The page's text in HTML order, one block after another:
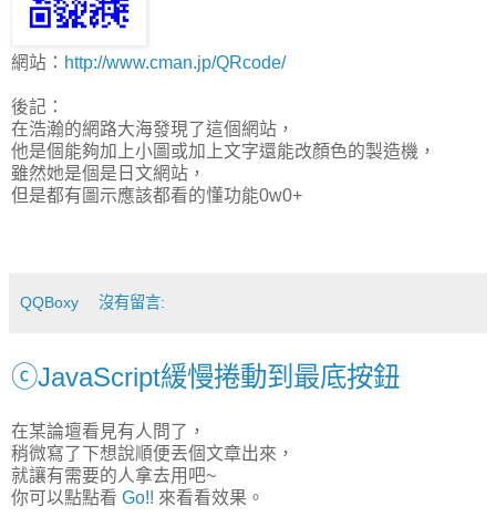
網站： http://www.cman.jp/QRcode/
後記：
在浩瀚的網路大海發現了這個網站，
他是個能夠加上小圖或加上文字還能改顏色的製造機，
雖然她是個是日文網站，
但是都有圖示應該都看的懂功能0w0+
QQBoxy 沒有留言:
ⓒJavaScript緩慢捲動到最底按鈕
在某論壇看見有人問了，
稍微寫了下想說順便丟個文章出來，
就讓有需要的人拿去用吧~
你可以點點看 Go!! 來看看效果。